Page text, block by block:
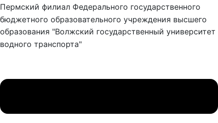
Пермский филиал Федерального государственного
бюджетного образовательного учреждения высшего
образования "Волжский государственный университет
водного транспорта"